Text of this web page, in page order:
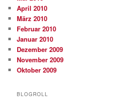
April 2010
März 2010
Februar 2010
Januar 2010
Dezember 2009
November 2009
Oktober 2009
BLOGROLL